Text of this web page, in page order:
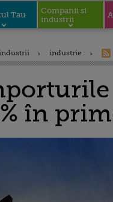
Tau
Companii si
industrii
industrie
în